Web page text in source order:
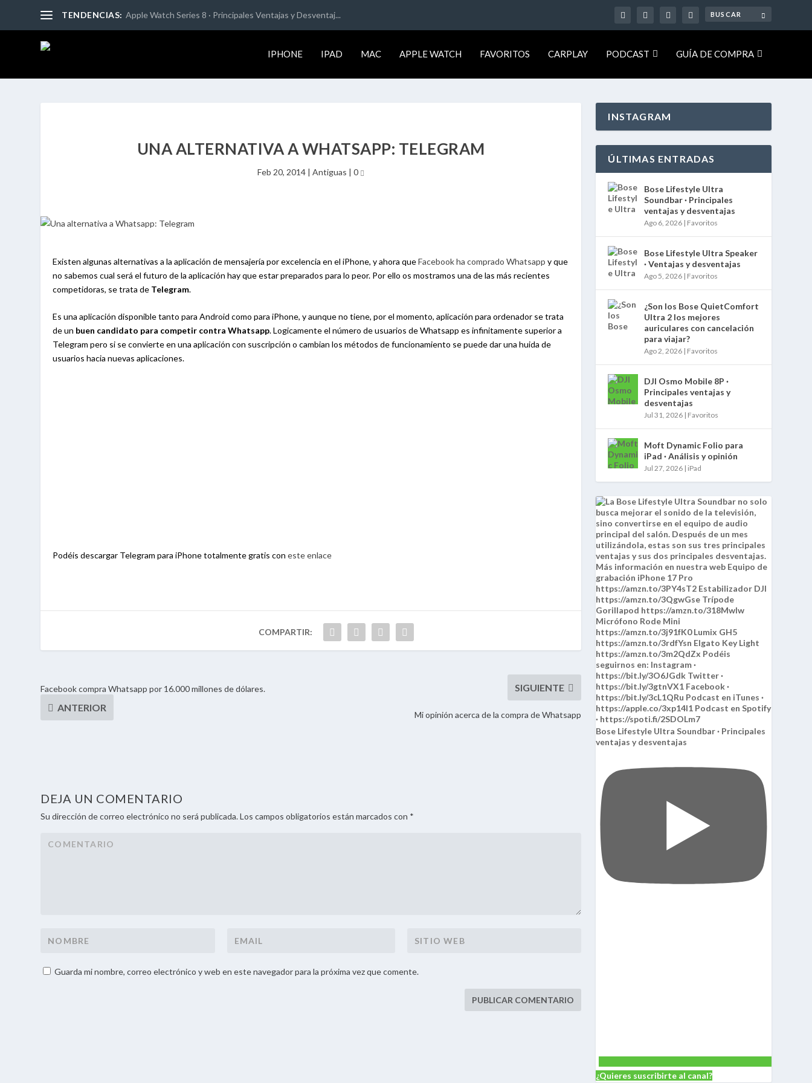
TENDENCIAS: Apple Watch Series 8 · Principales Ventajas y Desventaj...
IPHONE IPAD MAC APPLE WATCH FAVORITOS CARPLAY PODCAST GUÍA DE COMPRA
UNA ALTERNATIVA A WHATSAPP: TELEGRAM
Feb 20, 2014 |Antiguas |0
Existen algunas alternativas a la aplicación de mensajería por excelencia en el iPhone, y ahora queFacebook ha comprado Whatsapp y que
no sabemos cual será el futuro de la aplicación hay que estar preparados para lo peor. Por ello os mostramos una de las más recientes
competidoras, se trata de Telegram.
Es una aplicación disponible tanto para Android como para iPhone, y aunque no tiene, por el momento, aplicación para ordenador se trata
de un buen candidato para competir contra Whatsapp. Logicamente el número de usuarios de Whatsapp es infinitamente superior a
Telegram pero si se convierte en una aplicación con suscripción o cambian los métodos de funcionamiento se puede dar una huida de
usuarios hacia nuevas aplicaciones.
Podéis descargar Telegram para iPhone totalmente gratis coneste enlace
Facebook compra Whatsapp por 16.000 millones de dólares.
Mi opinión acerca de la compra de Whatsapp
DEJA UN COMENTARIO
Su dirección de correo electrónico no será publicada. Los campos obligatorios están marcados con *
Guarda mi nombre, correo electrónico y web en este navegador para la próxima vez que comente.
INSTAGRAM
ÚLTIMAS ENTRADAS
Bose Lifestyle Ultra
Soundbar · Principales
ventajas y desventajas
Ago 6, 2026 | Favoritos
Bose Lifestyle Ultra Speaker
· Ventajas y desventajas
Ago 5, 2026 | Favoritos
¿Son los Bose QuietComfort
Ultra 2 los mejores
auriculares con cancelación
para viajar?
Ago 2, 2026 | Favoritos
DJI Osmo Mobile 8P ·
Principales ventajas y
desventajas
Jul 31, 2026 | Favoritos
Moft Dynamic Folio para
iPad · Análisis y opinión
Jul 27, 2026 | iPad
Bose Lifestyle Ultra Soundbar · Principales
ventajas y desventajas
¿Quieres suscribirte al canal?